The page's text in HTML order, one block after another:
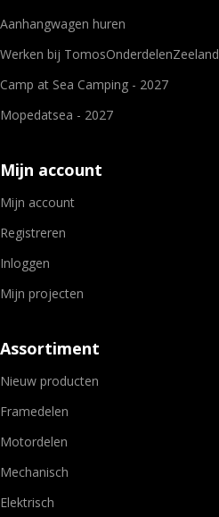
Aanhangwagen huren
Werken bij TomosOnderdelenZeeland
Camp at Sea Camping - 2027
Mopedatsea - 2027
Mijn account
Mijn account
Registreren
Inloggen
Mijn projecten
Assortiment
Nieuw producten
Framedelen
Motordelen
Mechanisch
Elektrisch